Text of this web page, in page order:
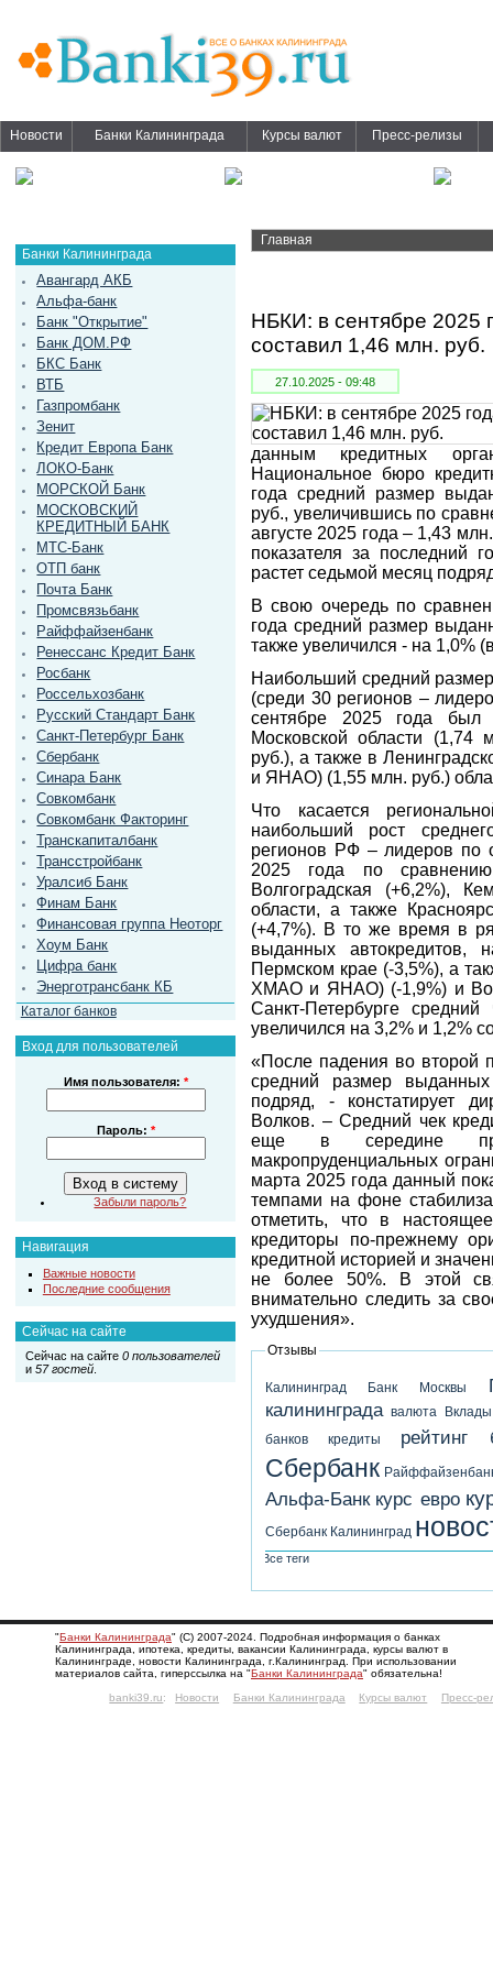
Новости Банки Калининграда Курсы валют Пресс-релизы
Банки Калининграда
Авангард АКБ
Альфа-банк
Банк "Открытие"
Банк ДОМ.РФ
БКС Банк
ВТБ
Газпромбанк
Зенит
Кредит Европа Банк
ЛОКО-Банк
МОРСКОЙ Банк
МОСКОВСКИЙ
КРЕДИТНЫЙ БАНК
МТС-Банк
ОТП банк
Почта Банк
Промсвязьбанк
Райффайзенбанк
Ренессанс Кредит Банк
Росбанк
Россельхозбанк
Русский Стандарт Банк
Санкт-Петербург Банк
Сбербанк
Синара Банк
Совкомбанк
Совкомбанк Факторинг
Транскапиталбанк
Трансстройбанк
Уралсиб Банк
Финам Банк
Финансовая группа Неоторг
Хоум Банк
Цифра банк
Энерготрансбанк КБ
Каталог банков
Вход для пользователей
Имя пользователя: *
Пароль: *
Забыли пароль?
Навигация
Важные новости
Последние сообщения
Сейчас на сайте
Сейчас на сайте 0 пользователей
и 57 гостей.
Главная
НБКИ: в сентябре 2025
составил 1,46 млн. руб.
27.10.2025 - 09:48
данным кредитных
Национальное бюро
года средний размер
руб., увеличившись по
августе 2025 года – 1,43
показателя за последний
растет седьмой месяц
В свою очередь по
года средний размер
также увеличился - на 1,0%
Наибольший средний
(среди 30 регионов –
сентябре 2025 года
Московской области (1,74
руб.), а также в
и ЯНАО) (1,55 млн. руб.)
Что касается
наибольший рост
регионов РФ – лидеров по
2025 года по
Волгоградская (+6,2%),
области, а также
(+4,7%). В то же время в
выданных автокредитов,
Пермском крае (-3,5%), а
ХМАО и ЯНАО) (-1,9%) и
Санкт-Петербурге
увеличился на 3,2% и 1,2%
«После падения во второй
средний размер
подряд, - констатирует
Волков. – Средний чек
еще в середине
макропруденциальных
марта 2025 года данный
темпами на фоне
отметить, что в
кредиторы по-прежнему
кредитной историей и
не более 50%. В этой
внимательно следить за
ухудшения».
Отзывы
Калининград Банк Москвы
калининграда валюта
банков
кредиты рейтинг
Сбербанк
Альфа-Банк курс евро
Сбербанк Калининград
Все теги
"Банки Калининграда" (С) 2007-2024. Подробная информация о банках
Калининграда, ипотека, кредиты, вакансии Калининграда, курсы валют в
Калининграде, новости Калининграда, г.Калининград. При использовании
материалов сайта, гиперссылка на "Банки Калининграда" обязательна!
banki39.ru: Новости Банки Калининграда Курсы валют Пресс-